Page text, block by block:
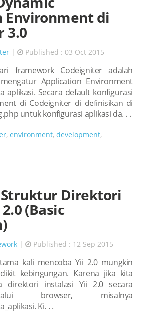
Environment di
3.0
| Published : 03 Oct 2015
framework Codeigniter adalah
Application Environment
aplikasi. Secara default konfigurasi
di Codeigniter di definisikan di
untuk konfigurasi aplikasi da. . .
, environment, development,
Direktori
(Basic
| Published : 12 Sep 2015
kali mencoba Yii 2.0 mungkin
kebingungan. Karena jika kita
direktori instalasi Yii 2.0 secara
browser, misalnya
Ki. . .